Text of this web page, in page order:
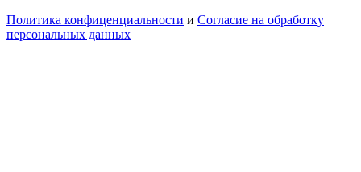
Политика конфиценциальности и Согласие на обработку
персональных данных